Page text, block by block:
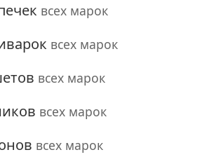
всех марок
всех марок
всех марок
всех марок
всех марок